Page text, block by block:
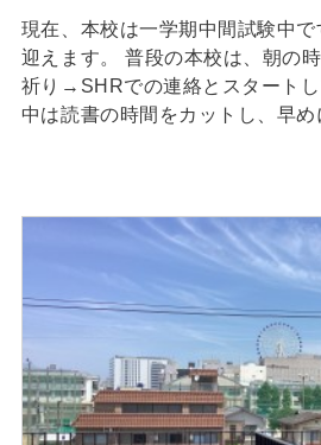
現在、本校は一学期中間試験中
迎えます。 普段の本校は、朝の
祈り→SHRでの連絡とスタートし
中は読書の時間をカットし、早